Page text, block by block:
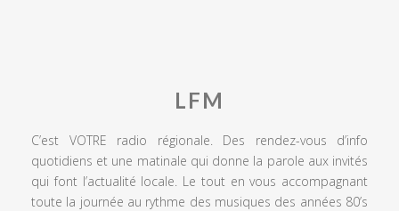
LFM
C’est VOTRE radio régionale. Des rendez-vous d’info
quotidiens et une matinale qui donne la parole aux invités
qui font l’actualité locale. Le tout en vous accompagnant
toute la journée au rythme des musiques des années 80’s